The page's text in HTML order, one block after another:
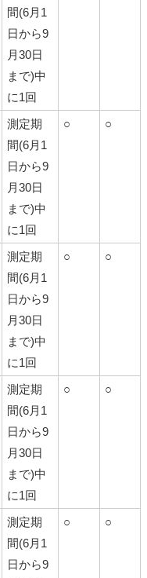
間(6月1
日から9
月30日
まで)中
に1回
測定期
間(6月1
日から9
月30日
まで)中
に1回
○ ○
測定期
間(6月1
日から9
月30日
まで)中
に1回
○ ○
測定期
間(6月1
日から9
月30日
まで)中
に1回
○ ○
測定期
間(6月1
日から9
○ ○